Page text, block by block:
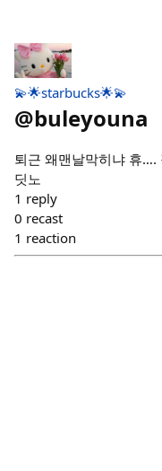
💫🌟starbucks🌟💫
@buleyouna
퇴근 왜맨날막히냐 휴….
딧노
1 reply
0 recast
1 reaction